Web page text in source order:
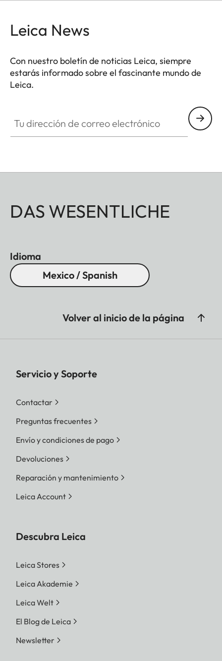
Leica News
Con nuestro boletín de noticias Leica, siempre
estarás informado sobre el fascinante mundo de
Leica.
DAS WESENTLICHE
Idioma
Mexico / Spanish
Volver al inicio de la página
Servicio y Soporte
Contactar
Preguntas frecuentes
Envío y condiciones de pago
Devoluciones
Reparación y mantenimiento
Leica Account
Descubra Leica
Leica Stores
Leica Akademie
Leica Welt
El Blog de Leica
Newsletter